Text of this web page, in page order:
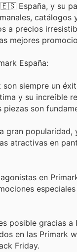
España, y su
a precios
mejores
España:
siempre un
y su increíble
son
gran
atractivas en
en
posible gracias
en las Primark
Friday.